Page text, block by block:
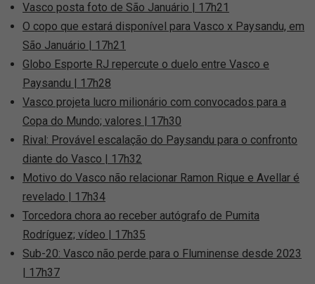
Vasco posta foto de São Januário | 17h21
O copo que estará disponível para Vasco x Paysandu, em
São Januário | 17h21
Globo Esporte RJ repercute o duelo entre Vasco e
Paysandu | 17h28
Vasco projeta lucro milionário com convocados para a
Copa do Mundo; valores | 17h30
Rival: Provável escalação do Paysandu para o confronto
diante do Vasco | 17h32
Motivo do Vasco não relacionar Ramon Rique e Avellar é
revelado | 17h34
Torcedora chora ao receber autógrafo de Pumita
Rodríguez; vídeo | 17h35
Sub-20: Vasco não perde para o Fluminense desde 2023
| 17h37